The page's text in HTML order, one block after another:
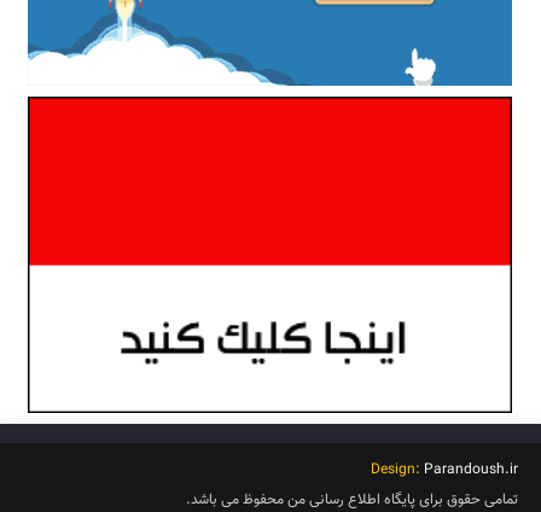
Design: Parandoush.ir
تمامی حقوق برای پایگاه اطلاع رسانی من محفوظ می باشد.